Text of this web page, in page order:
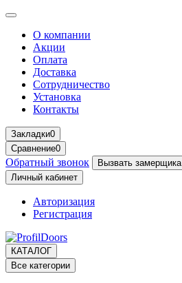
О компании
Акции
Оплата
Доставка
Сотрудничество
Установка
Контакты
Закладки0
Сравнение0
Обратный звонок
Вызвать замерщика
Личный кабинет
Авторизация
Регистрация
КАТАЛОГ
Все категории